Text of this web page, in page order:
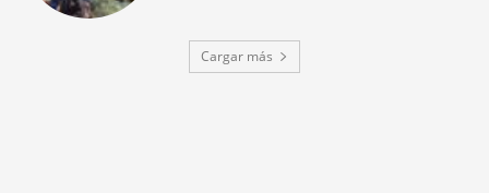
Cargar más